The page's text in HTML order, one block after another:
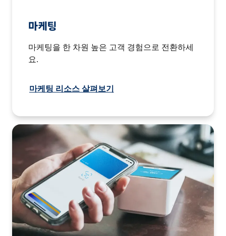
마케팅
마케팅을 한 차원 높은 고객 경험으로 전환하세
요.
마케팅 리소스 살펴보기